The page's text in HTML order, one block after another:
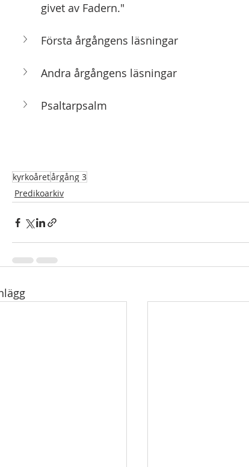
givet av Fadern."
Första årgångens läsningar
Andra årgångens läsningar
Psaltarpsalm
kyrkoåretårgång 3
Predikoarkiv